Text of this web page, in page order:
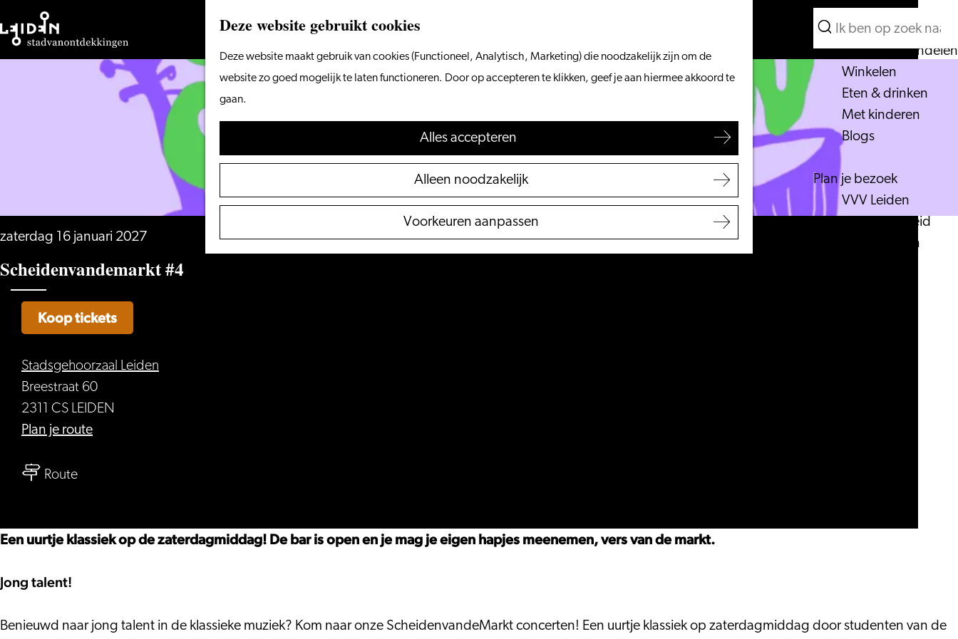
Deze website gebruikt cookies
Deze website maakt gebruik van cookies (Functioneel, Analytisch, Marketing) die noodzakelijk zijn om de
website zo goed mogelijk te laten functioneren. Door op accepteren te klikken, geef je aan hiermee akkoord te
gaan.
Alles accepteren
Alleen noodzakelijk
Voorkeuren aanpassen
Ga
Menu
Zoeken
Wat te doen
Vanaf het water
Fietsen & wandelen
Winkelen
Eten & drinken
Met kinderen
Blogs
Plan je bezoek
VVV Leiden
Bereikbaarheid
Overnachten
Zoeken
zaterdag 16 januari 2027
Scheidenvandemarkt #4
Stadsgehoorzaal Leiden
Breestraat 60
2311 CS LEIDEN
Plan je routenaar
Routenaar
Koop tickets
Een uurtje klassiek op de zaterdagmiddag! De bar is open en je mag je eigen hapjes meenemen, vers van de markt.
Jong talent!
Benieuwd naar jong talent in de klassieke muziek? Kom naar onze ScheidenvandeMarkt concerten! Een uurtje klassiek op zaterdagmiddag door studenten van de